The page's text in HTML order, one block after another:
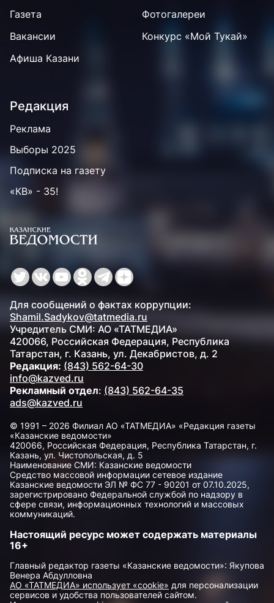
Газета
Фотогалереи
Вакансии
Конкурс «Мой Тукай»
Афиша Казани
Редакция
Реклама
Выборы 2025
Подписка на газету
«КВ» - 35!
Для сообщений о фактах коррупции:
Shamil.Sadykov@tatmedia.ru
Учредитель СМИ: АО «ТАТМЕДИА»
420066, Российская Федерация, Республика
Татарстан, г. Казань, ул. Декабристов, д. 2
Редакция: (843) 562-64-30
info@kazved.ru
Рекламный отдел: (843) 562-64-35
ads@kazved.ru
© 1991 – 2026 Филиал АО «ТАТМЕДИА» «Редакция газеты
«Казанские ведомости»
420066, Российская Федерация, Республика Татарстан, г.
Казань, ул. Чистопольская, д. 5
Наименование СМИ: Казанские ведомости
Средство массовой информации сетевое издание
Казанские ведомости ЭЛ № ФС 77 - 90201 от 07.10.2025,
зарегистрировано Федеральной службой по надзору в
сфере связи, информационных технологий и массовых
коммуникаций.
Настоящий ресурс может содержать материалы
16+
Главный редактор газеты «Казанские ведомости»: Якупова
Венера Абдулловна
АО «ТАТМЕДИА» использует «cookie» для персонализации
сервисов и удобства пользователей сайтом.